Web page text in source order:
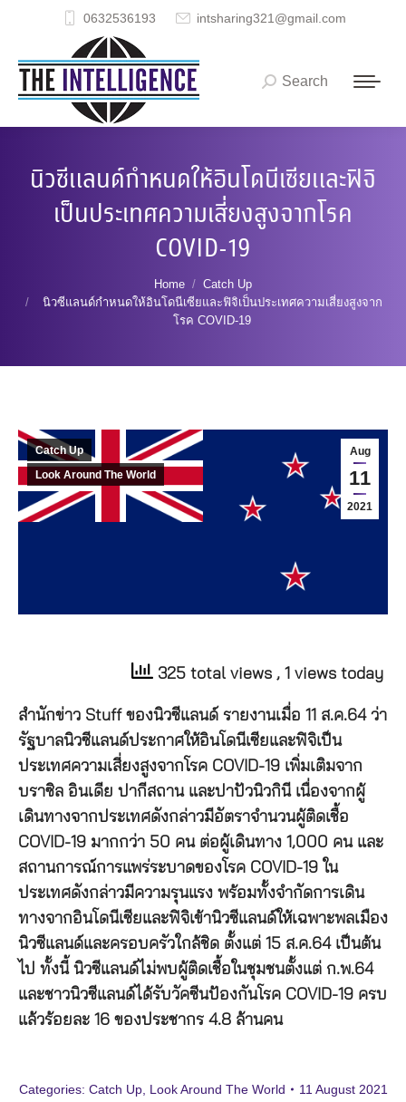
0632536193 intsharing321@gmail.com
Search:
Search
นิวซีแลนด์กำหนดให้อินโดนีเซียและฟิจิ
เป็นประเทศความเสี่ยงสูงจากโรค
COVID-19
Home
Catch Up
นิวซีแลนด์กำหนดให้อินโดนีเซียและฟิจิเป็นประเทศความเสี่ยงสูงจาก
โรค COVID-19
Aug
11
2021
Catch Up
Look Around The World
325 total views , 1 views today
สำนักข่าว Stuff ของนิวซีแลนด์ รายงานเมื่อ 11 ส.ค.64 ว่า
รัฐบาลนิวซีแลนด์ประกาศให้อินโดนีเซียและฟิจิเป็น
ประเทศความเสี่ยงสูงจากโรค COVID-19 เพิ่มเติมจาก
บราซิล อินเดีย ปากีสถาน และปาปัวนิวกินี เนื่องจากผู้
เดินทางจากประเทศดังกล่าวมีอัตราจำนวนผู้ติดเชื้อ
COVID-19 มากกว่า 50 คน ต่อผู้เดินทาง 1,000 คน และ
สถานการณ์การแพร่ระบาดของโรค COVID-19 ใน
ประเทศดังกล่าวมีความรุนแรง พร้อมทั้งจำกัดการเดิน
ทางจากอินโดนีเซียและฟิจิเข้านิวซีแลนด์ให้เฉพาะพลเมือง
นิวซีแลนด์และครอบครัวใกล้ชิด ตั้งแต่ 15 ส.ค.64 เป็นต้น
ไป ทั้งนี้ นิวซีแลนด์ไม่พบผู้ติดเชื้อในชุมชนตั้งแต่ ก.พ.64
และชาวนิวซีแลนด์ได้รับวัคซีนป้องกันโรค COVID-19 ครบ
แล้วร้อยละ 16 ของประชากร 4.8 ล้านคน
Categories: Catch Up, Look Around The World 11 August 2021